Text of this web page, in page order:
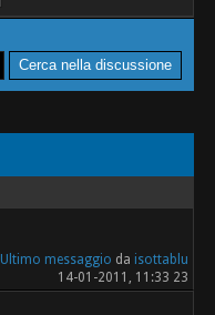
Ultimo messaggio da isottablu
14-01-2011, 11:33 23